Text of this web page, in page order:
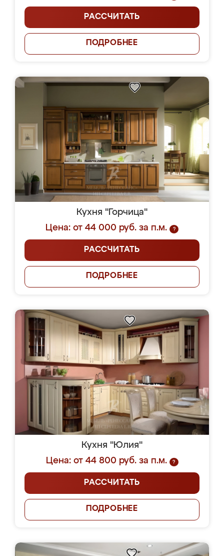
РАССЧИТАТЬ
ПОДРОБНЕЕ
Кухня "Горчица"
Цена: от 44 000 руб. за п.м.
?
РАССЧИТАТЬ
ПОДРОБНЕЕ
Кухня "Юлия"
Цена: от 44 800 руб. за п.м.
?
РАССЧИТАТЬ
ПОДРОБНЕЕ